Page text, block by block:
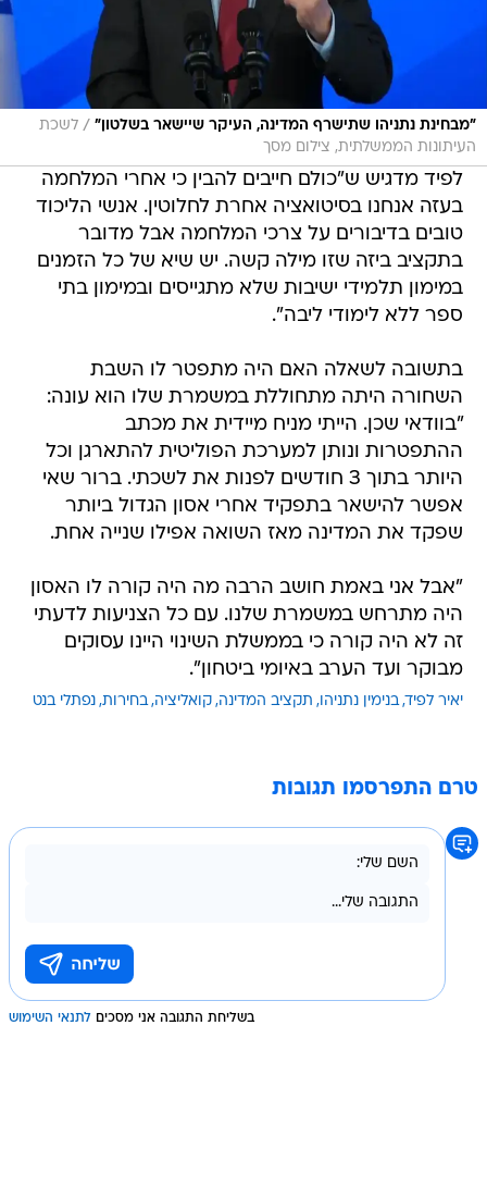
"מבחינת נתניהו שתישרף המדינה, העיקר שיישאר בשלטון" / לשכת
העיתונות הממשלתית, צילום מסך
לפיד מדגיש ש"כולם חייבים להבין כי אחרי המלחמה
בעזה אנחנו בסיטואציה אחרת לחלוטין. אנשי הליכוד
טובים בדיבורים על צרכי המלחמה אבל מדובר
בתקציב ביזה שזו מילה קשה. יש שיא של כל הזמנים
במימון תלמידי ישיבות שלא מתגייסים ובמימון בתי
ספר ללא לימודי ליבה".
בתשובה לשאלה האם היה מתפטר לו השבת
השחורה היתה מתחוללת במשמרת שלו הוא עונה:
"בוודאי שכן. הייתי מניח מיידית את מכתב
ההתפטרות ונותן למערכת הפוליטית להתארגן וכל
היותר בתוך 3 חודשים לפנות את לשכתי. ברור שאי
אפשר להישאר בתפקיד אחרי אסון הגדול ביותר
שפקד את המדינה מאז השואה אפילו שנייה אחת.
"אבל אני באמת חושב הרבה מה היה קורה לו האסון
היה מתרחש במשמרת שלנו. עם כל הצניעות לדעתי
זה לא היה קורה כי בממשלת השינוי היינו עסוקים
מבוקר ועד הערב באיומי ביטחון".
יאיר לפיד בנימין נתניהו תקציב המדינה קואליציה בחירות נפתלי בנט
טרם התפרסמו תגובות
בשליחת התגובה אני מסכים לתנאי השימוש